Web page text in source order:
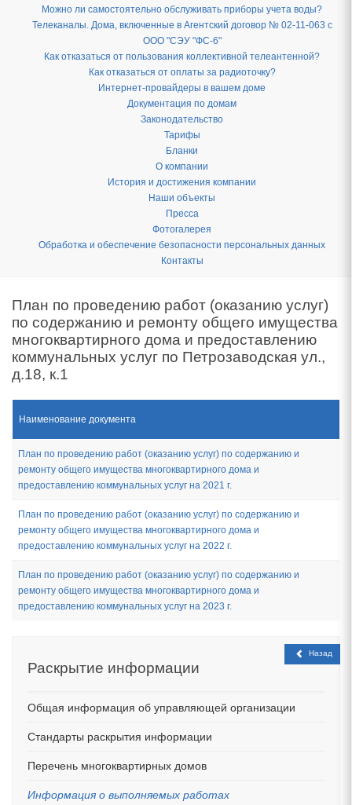
Можно ли самостоятельно обслуживать приборы учета воды?
Телеканалы. Дома, включенные в Агентский договор № 02-11-063 с
ООО "СЭУ "ФС-6"
Как отказаться от пользования коллективной телеантенной?
Как отказаться от оплаты за радиоточку?
Интернет-провайдеры в вашем доме
Документация по домам
Законодательство
Тарифы
Бланки
О компании
История и достижения компании
Наши объекты
Пресса
Фотогалерея
Обработка и обеспечение безопасности персональных данных
Контакты
План по проведению работ (оказанию услуг)
по содержанию и ремонту общего имущества
многоквартирного дома и предоставлению
коммунальных услуг по Петрозаводская ул.,
д.18, к.1
Наименование документа
План по проведению работ (оказанию услуг) по содержанию и
ремонту общего имущества многоквартирного дома и
предоставлению коммунальных услуг на 2021 г.
План по проведению работ (оказанию услуг) по содержанию и
ремонту общего имущества многоквартирного дома и
предоставлению коммунальных услуг на 2022 г.
План по проведению работ (оказанию услуг) по содержанию и
ремонту общего имущества многоквартирного дома и
предоставлению коммунальных услуг на 2023 г.
Назад
Раскрытие информации
Общая информация об управляющей организации
Стандарты раскрытия информации
Перечень многоквартирных домов
Информация о выполняемых работах